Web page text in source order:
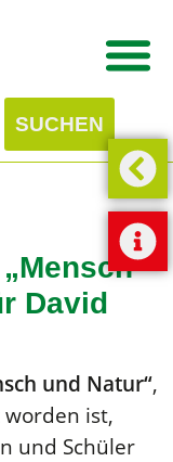
David
und Natur“,
ist,
und Schüler